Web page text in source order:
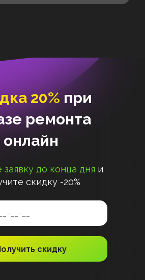
20% при
ремонта
онлайн
заявку до конца дня и
скидку -20%
скидку